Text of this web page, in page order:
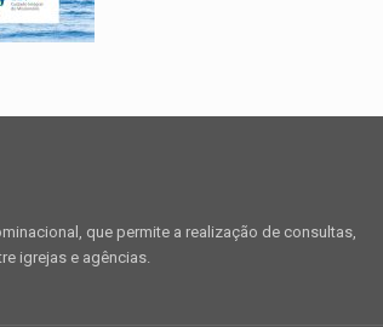
que permite a realização de consultas,
igrejas e agências.